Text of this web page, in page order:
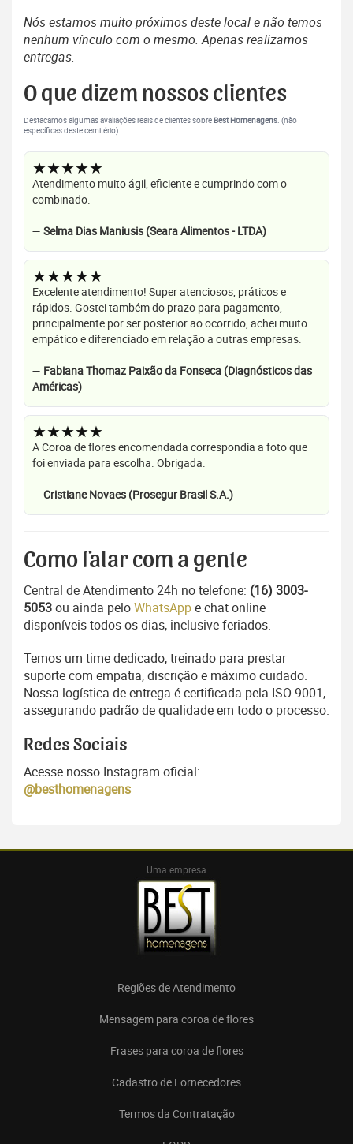
Nós estamos muito próximos deste local e não temos
nenhum vínculo com o mesmo. Apenas realizamos
entregas.
O que dizem nossos clientes
Destacamos algumas avaliações reais de clientes sobreBest Homenagens . (não
específicas deste cemitério).
★★★★★
Atendimento muito ágil, eficiente e cumprindo com o
combinado.
— Selma Dias Maniusis (Seara Alimentos - LTDA)
★★★★★
Excelente atendimento! Super atenciosos, práticos e
rápidos. Gostei também do prazo para pagamento,
principalmente por ser posterior ao ocorrido, achei muito
empático e diferenciado em relação a outras empresas.
— Fabiana Thomaz Paixão da Fonseca (Diagnósticos das
Américas)
★★★★★
A Coroa de flores encomendada correspondia a foto que
foi enviada para escolha. Obrigada.
— Cristiane Novaes (Prosegur Brasil S.A.)
Como falar com a gente
Central de Atendimento 24h no telefone: (16) 3003-
5053ou ainda peloWhatsAppe chat online
disponíveis todos os dias, inclusive feriados.
Temos um time dedicado, treinado para prestar
suporte com empatia, discrição e máximo cuidado.
Nossa logística de entrega é certificada pela ISO 9001,
assegurando padrão de qualidade em todo o processo.
Redes Sociais
Acesse nosso Instagram oficial:
@besthomenagens
Uma empresa
Regiões de Atendimento
Mensagem para coroa de flores
Frases para coroa de flores
Cadastro de Fornecedores
Termos da Contratação